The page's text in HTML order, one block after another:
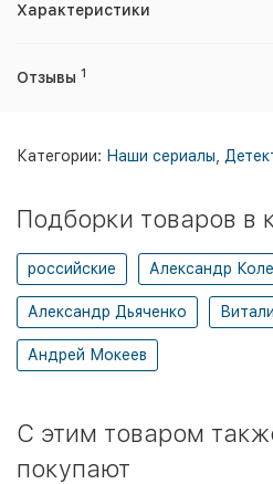
Характеристики
Отзывы 1
Категории: Наши сериалы
Подборки товаров в
российские Александр
Александр Дьяченко
Андрей Мокеев
C этим товаром
покупают